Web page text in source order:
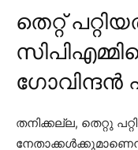
തെറ്റ്
തനിക്കല്ല, തെറ്റു